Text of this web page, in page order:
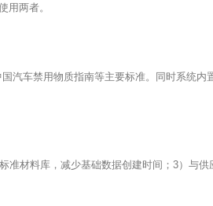
用两者。
汽车禁用物质指南等主要标准。同时系统内
准材料库，减少基础数据创建时间；3）与供